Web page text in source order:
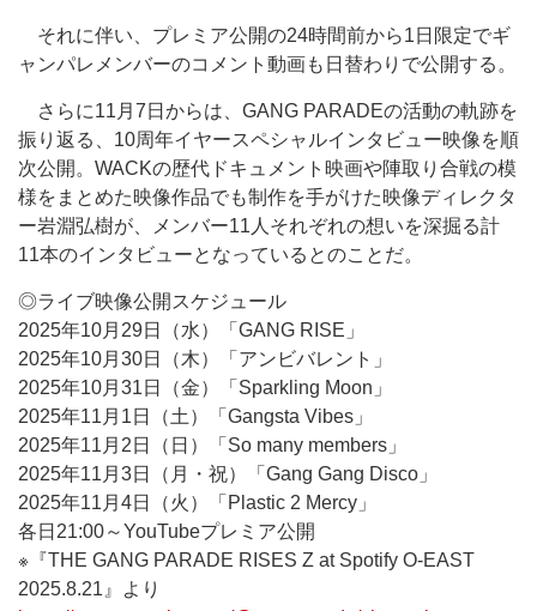
それに伴い、プレミア公開の24時間前から1日限定でギ
ャンパレメンバーのコメント動画も日替わりで公開する。
さらに11月7日からは、GANG PARADEの活動の軌跡を
振り返る、10周年イヤースペシャルインタビュー映像を順
次公開。WACKの歴代ドキュメント映画や陣取り合戦の模
様をまとめた映像作品でも制作を手がけた映像ディレクタ
ー岩淵弘樹が、メンバー11人それぞれの想いを深掘る計
11本のインタビューとなっているとのことだ。
◎ライブ映像公開スケジュール
2025年10月29日（水）「GANG RISE」
2025年10月30日（木）「アンビバレント」
2025年10月31日（金）「Sparkling Moon」
2025年11月1日（土）「Gangsta Vibes」
2025年11月2日（日）「So many members」
2025年11月3日（月・祝）「Gang Gang Disco」
2025年11月4日（火）「Plastic 2 Mercy」
各日21:00～YouTubeプレミア公開
※『THE GANG PARADE RISES Z at Spotify O-EAST
2025.8.21』より